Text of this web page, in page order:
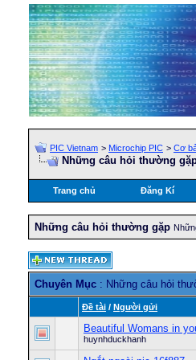
PIC Vietnam > Microchip PIC > Cơ
Những câu hỏi thường
Trang chủ Đăng Kí
Những câu hỏi thường gặp
Chuyên Mục : Những câu hỏi
Ðề tài / Người gửi
Beautiful Womans in
huynhduckhanh